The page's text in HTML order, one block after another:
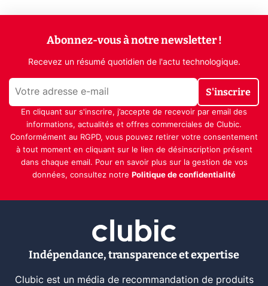
Abonnez-vous à notre newsletter !
Recevez un résumé quotidien de l'actu technologique.
S'inscrire
En cliquant sur s'inscrire, j’accepte de recevoir par email des
informations, actualités et offres commerciales de Clubic.
Conformément au RGPD, vous pouvez retirer votre consentement
à tout moment en cliquant sur le lien de désinscription présent
dans chaque email. Pour en savoir plus sur la gestion de vos
données, consultez notre Politique de confidentialité
Indépendance, transparence et expertise
Clubic est un média de recommandation de produits